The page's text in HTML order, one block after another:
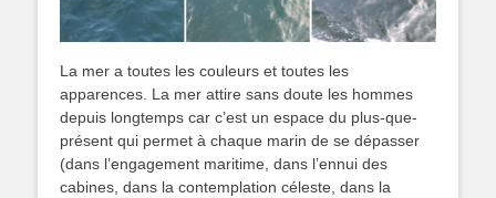
La mer a toutes les couleurs et toutes les
apparences. La mer attire sans doute les hommes
depuis longtemps car c’est un espace du plus-que-
présent qui permet à chaque marin de se dépasser
(dans l’engagement maritime, dans l’ennui des
cabines, dans la contemplation céleste, dans la